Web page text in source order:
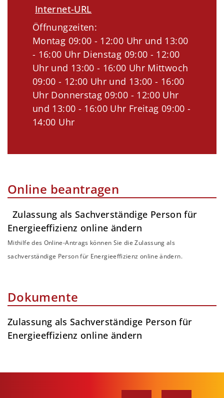
Internet-URL
Öffnungzeiten:
Montag 09:00 - 12:00 Uhr und 13:00
- 16:00 Uhr Dienstag 09:00 - 12:00
Uhr und 13:00 - 16:00 Uhr Mittwoch
09:00 - 12:00 Uhr und 13:00 - 16:00
Uhr Donnerstag 09:00 - 12:00 Uhr
und 13:00 - 16:00 Uhr Freitag 09:00 -
14:00 Uhr
Online beantragen
Zulassung als Sachverständige Person für
Energieeffizienz online ändern
Mithilfe des Online-Antrags können Sie die Zulassung als
sachverständige Person für Energieeffizienz online ändern.
Dokumente
Zulassung als Sachverständige Person für
Energieeffizienz online ändern